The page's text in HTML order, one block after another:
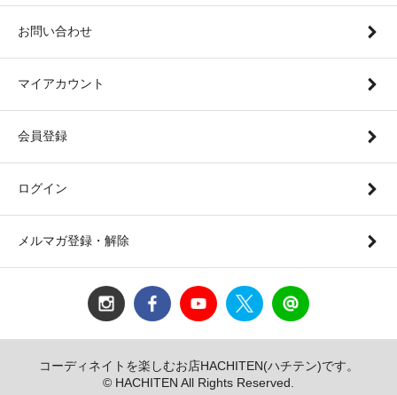
お問い合わせ
マイアカウント
会員登録
ログイン
メルマガ登録・解除
コーディネイトを楽しむお店HACHITEN(ハチテン)です。
© HACHITEN All Rights Reserved.